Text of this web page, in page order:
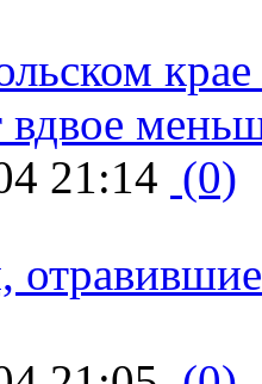
21:14 (0)